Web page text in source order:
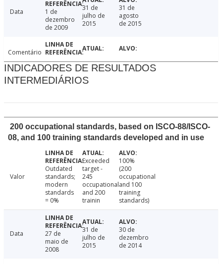
Data
1 de
dezembro
de 2009
31 de
julho de
2015
31 de
agosto
de 2015
Comentário
INDICADORES DE RESULTADOS
INTERMEDIÁRIOS
200 occupational standards, based on ISCO-88/ISCO-
08, and 100 training standards developed and in use
Valor
Outdated
standards;
modern
standards
= 0%
Exceeded
target -
245
occupational
and 200
trainin
100%
(200
occupational
and 100
training
standards)
Data
27 de
maio de
2008
31 de
julho de
2015
30 de
dezembro
de 2014